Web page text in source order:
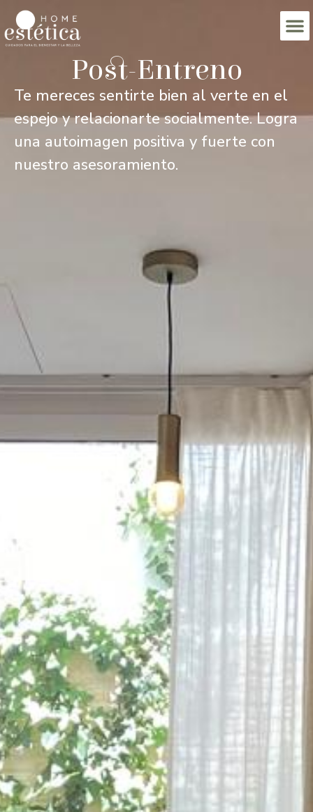
Post-Entreno
Te mereces sentirte bien al verte en el
espejo y relacionarte socialmente. Logra
una autoimagen positiva y fuerte con
nuestro asesoramiento.